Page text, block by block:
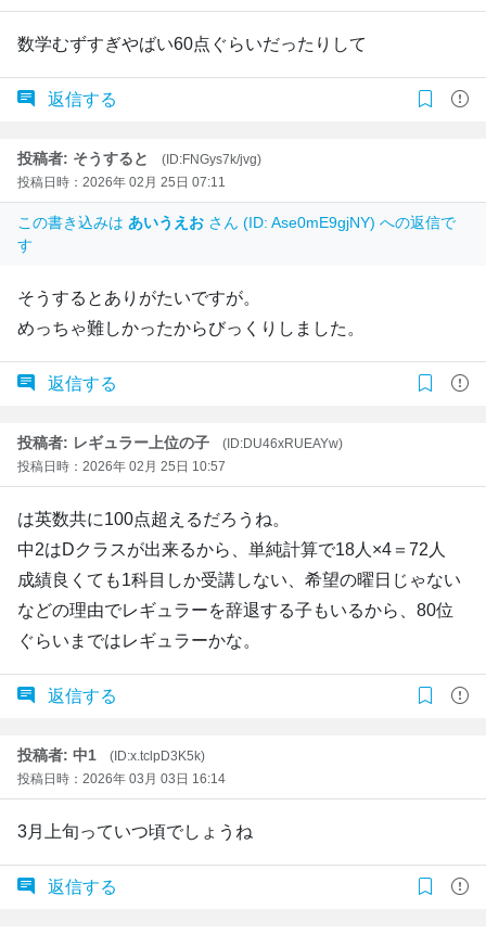
数学むずすぎやばい60点ぐらいだったりして
返信する
投稿者: そうすると
(ID:FNGys7k/jvg)
投稿日時：2026年 02月 25日 07:11
この書き込みは あいうえお さん (ID: Ase0mE9gjNY) への返信で
す
そうするとありがたいですが。
めっちゃ難しかったからびっくりしました。
返信する
投稿者: レギュラー上位の子
(ID:DU46xRUEAYw)
投稿日時：2026年 02月 25日 10:57
は英数共に100点超えるだろうね。
中2はDクラスが出来るから、単純計算で18人×4＝72人
成績良くても1科目しか受講しない、希望の曜日じゃない
などの理由でレギュラーを辞退する子もいるから、80位
ぐらいまではレギュラーかな。
返信する
投稿者: 中1
(ID:x.tclpD3K5k)
投稿日時：2026年 03月 03日 16:14
3月上旬っていつ頃でしょうね
返信する